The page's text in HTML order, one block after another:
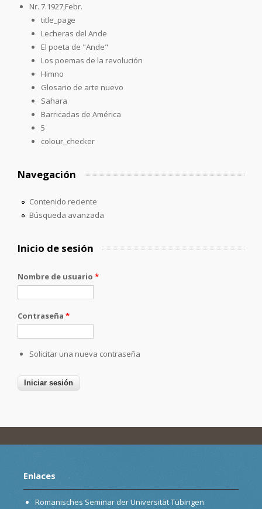
Nr. 7.1927,Febr.
title_page
Lecheras del Ande
El poeta de "Ande"
Los poemas de la revolución
Himno
Glosario de arte nuevo
Sahara
Barricadas de América
5
colour_checker
Navegación
Contenido reciente
Búsqueda avanzada
Inicio de sesión
Nombre de usuario *
Contraseña *
Solicitar una nueva contraseña
Enlaces
Romanisches Seminar der Universität Tübingen